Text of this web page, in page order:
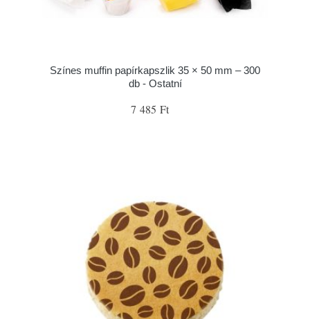
Színes muffin papírkapszlik 35 × 50 mm – 300
db - Ostatní
7 485 Ft